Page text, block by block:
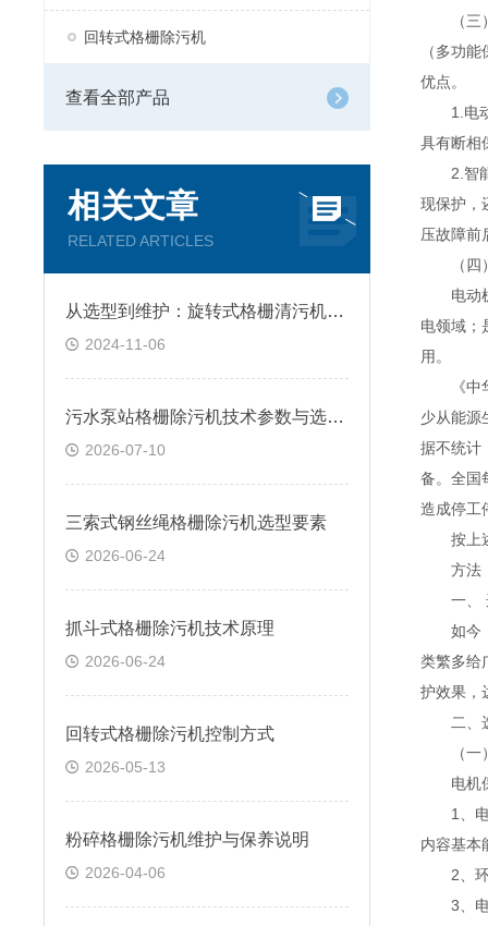
回转式格栅除污机
查看全部产品
相关文章
RELATED ARTICLES
从选型到维护：旋转式格栅清污机全解析
2024-11-06
污水泵站格栅除污机技术参数与选型要点
2026-07-10
三索式钢丝绳格栅除污机选型要素
2026-06-24
抓斗式格栅除污机技术原理
2026-06-24
回转式格栅除污机控制方式
2026-05-13
粉碎格栅除污机维护与保养说明
2026-04-06
（三）
（多功
优点。
1.电
具有断相
2.智
现保护，
压故障前
（四）
电动机
电领域；
用。
《中华
少从能源
据不统计
备。全国
造成停工
按上述
方法
一、
如今，
类繁多给
护效果，
二、选
（一）
电机保
1、
内容基本
2、
3、